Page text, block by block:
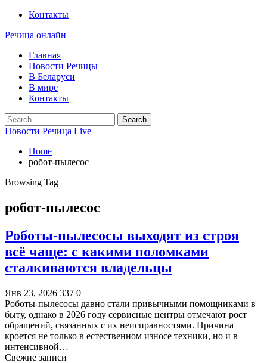
Контакты
Речица онлайн
Главная
Новости Речицы
В Беларуси
В мире
Контакты
Новости Речица Live
Home
робот-пылесос
Browsing Tag
робот-пылесос
Роботы-пылесосы выходят из строя
всё чаще: с какими поломками
сталкиваются владельцы
Янв 23, 2026 337 0
Роботы-пылесосы давно стали привычными помощниками в
быту, однако в 2026 году сервисные центры отмечают рост
обращений, связанных с их неисправностями. Причина
кроется не только в естественном износе техники, но и в
интенсивной…
Свежие записи